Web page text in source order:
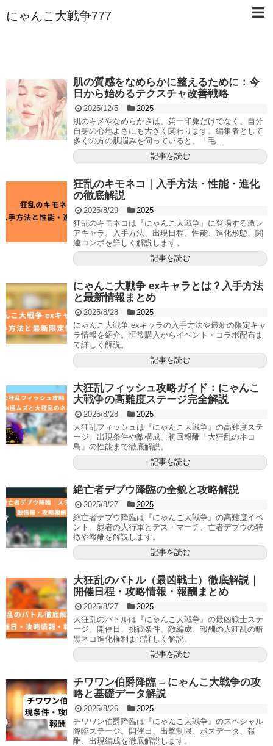
にゃんこ大戦争777
肌の質感をなめらかに整えるために：今
日から始めるテクスチャ改善戦略
2025/12/5
2025
肌のキメやなめらかさは、第一印象だけでなく、自分
自身の心地よさにも大きく関わります。編集者として
多くの方の肌悩みを伺っていると、「毛...
記事を読む
狂乱のキモネコ｜入手方法・性能・進化
の徹底解説
2025/8/29
2025
狂乱のキモネコは『にゃんこ大戦争』に登場する激レ
アキャラ。入手方法、出現日程、性能、進化形態、関
連コンボを詳しく解説します。
記事を読む
にゃんこ大戦争 exキャラとは？入手方法
と最新情報まとめ
2025/8/28
2025
にゃんこ大戦争 exキャラの入手方法や最新の限定キャ
ラ情報を紹介。恒常購入からイベント・コラボ配布ま
で詳しく解説。
記事を読む
大狂乱フィッシュ攻略ガイド：にゃんこ
大戦争の高難度ステージ完全解説
2025/8/28
2025
大狂乱フィッシュは『にゃんこ大戦争』の高難度ステ
ージ。出現条件や敵構成、初回報酬「大狂乱のネコ
島」の性能まで徹底解説。
記事を読む
絶亡者デブウ降臨の全貌と攻略解説
2025/8/27
2025
絶亡者デブウ降臨は『にゃんこ大戦争』の高難度イベ
ント。屍者の大行軍とデス・マーチ、亡者デブウの特
徴や報酬を解説します。
記事を読む
大狂乱のバトル（最凶戦士）徹底解説｜
開催日程・攻略情報・報酬まとめ
2025/8/27
2025
大狂乱のバトルは『にゃんこ大戦争』の最凶戦士ステ
ージ。開催日、挑戦条件、敵編成、報酬の大狂乱の暗
黒ネコ進化権利まで詳しく解説。
記事を読む
チワワン伯爵降臨 – にゃんこ大戦争の攻
略と基礎データ解説
2025/8/26
2025
チワワン伯爵降臨は『にゃんこ大戦争』のスペシャル
降臨ステージ。開催日、出撃制限、ボスデータ、報
酬、出現編成を徹底解説します。